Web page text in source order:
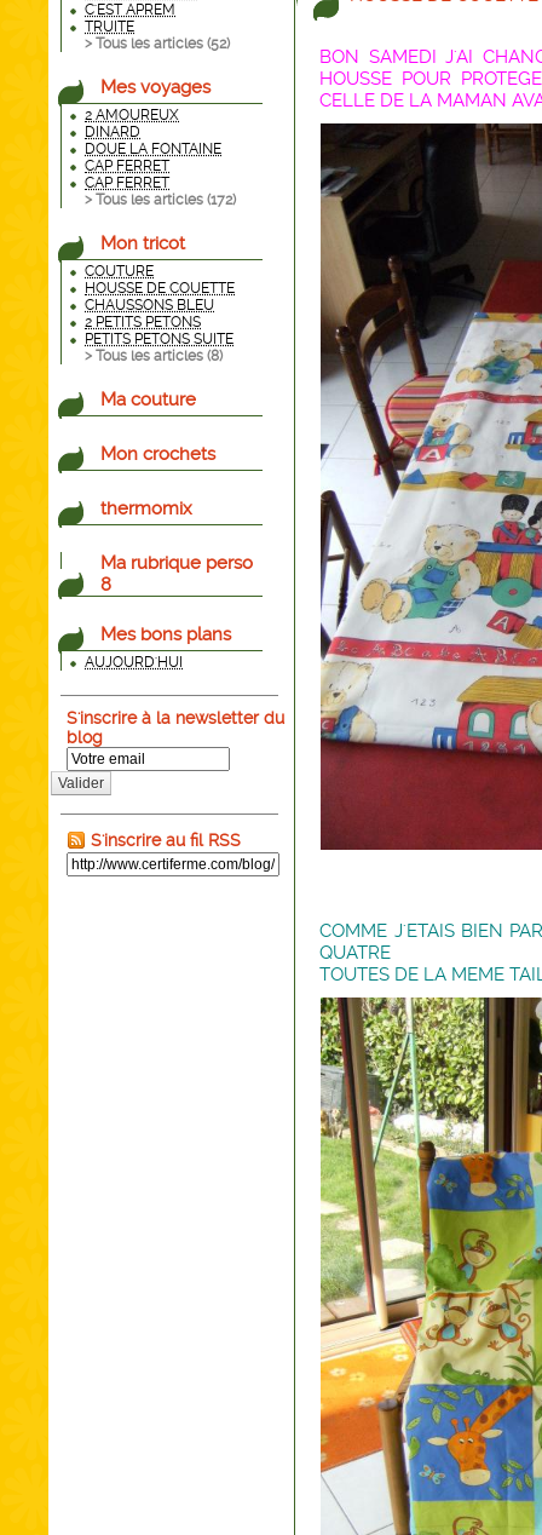
C'EST APREM
TRUITE
> Tous les articles (52)
Mes voyages
2 AMOUREUX
DINARD
DOUE LA FONTAINE
CAP FERRET
CAP FERRET
> Tous les articles (172)
Mon tricot
COUTURE
HOUSSE DE COUETTE
CHAUSSONS BLEU
2 PETITS PETONS
PETITS PETONS SUITE
> Tous les articles (8)
Ma couture
Mon crochets
thermomix
Ma rubrique perso
8
Mes bons plans
AUJOURD'HUI
S'inscrire à la newsletter du
blog
Valider
S'inscrire au fil RSS
BON SAMEDI J'AI
HOUSSE POUR
CELLE DE LA MAMAN
COMME J'ETAIS BIEN
QUATRE
TOUTES DE LA MEME